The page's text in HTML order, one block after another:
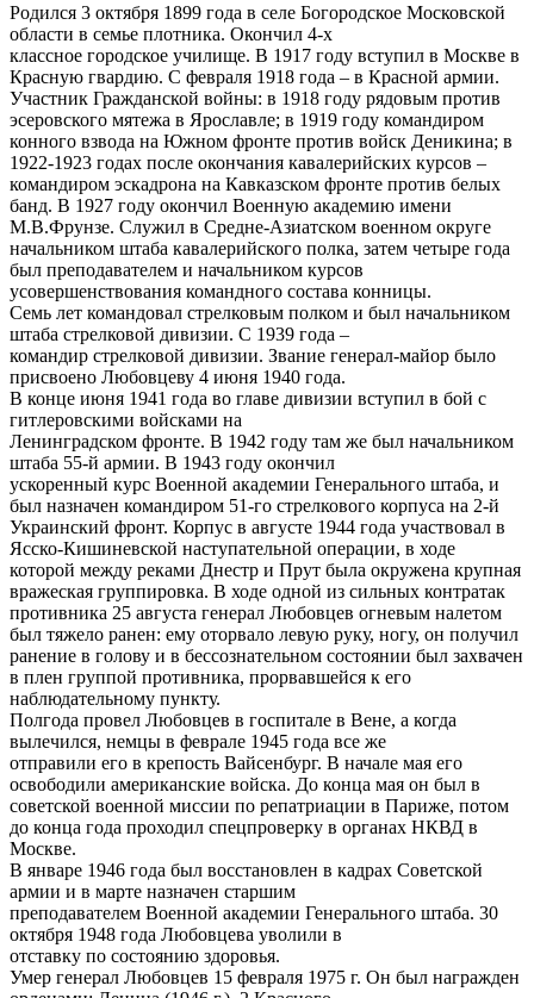
Родился 3 октября 1899 года в селе Богородское Московской
области в семье плотника. Окончил 4-х
классное городское училище. В 1917 году вступил в Москве в
Красную гвардию. С февраля 1918 года – в Красной армии.
Участник Гражданской войны: в 1918 году рядовым против
эсеровского мятежа в Ярославле; в 1919 году командиром
конного взвода на Южном фронте против войск Деникина; в
1922-1923 годах после окончания кавалерийских курсов –
командиром эскадрона на Кавказском фронте против белых
банд. В 1927 году окончил Военную академию имени
М.В.Фрунзе. Служил в Средне-Азиатском военном округе
начальником штаба кавалерийского полка, затем четыре года
был преподавателем и начальником курсов
усовершенствования командного состава конницы.
Семь лет командовал стрелковым полком и был начальником
штаба стрелковой дивизии. С 1939 года –
командир стрелковой дивизии. Звание генерал-майор было
присвоено Любовцеву 4 июня 1940 года.
В конце июня 1941 года во главе дивизии вступил в бой с
гитлеровскими войсками на
Ленинградском фронте. В 1942 году там же был начальником
штаба 55-й армии. В 1943 году окончил
ускоренный курс Военной академии Генерального штаба, и
был назначен командиром 51-го стрелкового корпуса на 2-й
Украинский фронт. Корпус в августе 1944 года участвовал в
Ясско-Кишиневской наступательной операции, в ходе
которой между реками Днестр и Прут была окружена крупная
вражеская группировка. В ходе одной из сильных контратак
противника 25 августа генерал Любовцев огневым налетом
был тяжело ранен: ему оторвало левую руку, ногу, он получил
ранение в голову и в бессознательном состоянии был захвачен
в плен группой противника, прорвавшейся к его
наблюдательному пункту.
Полгода провел Любовцев в госпитале в Вене, а когда
вылечился, немцы в феврале 1945 года все же
отправили его в крепость Вайсенбург. В начале мая его
освободили американские войска. До конца мая он был в
советской военной миссии по репатриации в Париже, потом
до конца года проходил спецпроверку в органах НКВД в
Москве.
В январе 1946 года был восстановлен в кадрах Советской
армии и в марте назначен старшим
преподавателем Военной академии Генерального штаба. 30
октября 1948 года Любовцева уволили в
отставку по состоянию здоровья.
Умер генерал Любовцев 15 февраля 1975 г. Он был награжден